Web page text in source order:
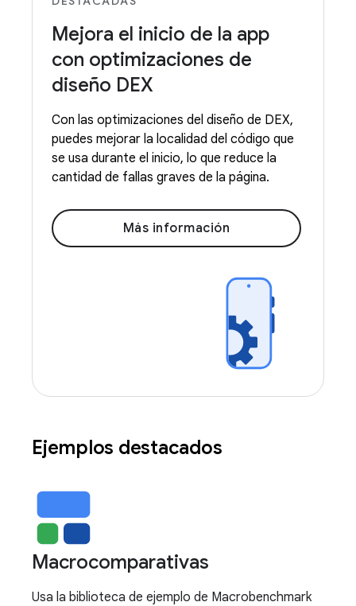
Mejora el inicio de la app
con optimizaciones de
diseño DEX
Con las optimizaciones del diseño de DEX,
puedes mejorar la localidad del código que
se usa durante el inicio, lo que reduce la
cantidad de fallas graves de la página.
Más información
Ejemplos destacados
Macrocomparativas
Usa la biblioteca de ejemplo de Macrobenchmark